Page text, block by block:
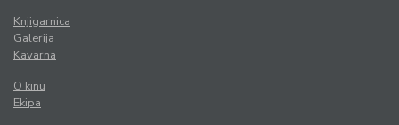
Knjigarnica
Galerija
Kavarna
O kinu
Ekipa